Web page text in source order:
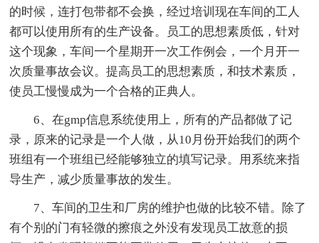
的时候，连打包带都不会换，经过培训现在车间的工人
都可以使用所有的生产设备。员工的思想素质低，针对
这个现象，车间一个星期开一次工作例会，一个月开一
次质量事故会议。提高员工的思想素质，和技术素质，
使员工慢慢成为一个合格的正典人。
6、在gmp信息系统使用上，所有的产品都做了记
录，原来的记录是一个人做，从10月份开始我们的两个
班组有一个班组已经能够独立的填写记录。用系统来指
导生产，减少质量事故的发生。
7、车间的卫生和厂房的维护也做的比较不错。除了
有个别的门有轻微的擦痕之外没有发现员工故意的损